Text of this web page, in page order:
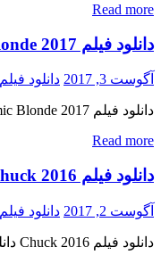
Read more
دانلود فیلم Atomic Blonde 2017
آگوست 3, 2017 دانلود فیلم 2017
دانلود فیلم Atomic Blonde 2017 دانلود فیلم Atomic Blonde 2017 لینک مستقیم دانلود فیلم Atomic Blonde 2017 با کیفیت پرده سینما (HDTS) « دانلود رایگان با لینک مستقیم از هستی دانلود » تاریخ اکران : […]
Read more
دانلود فيلم Chuck 2016
آگوست 2, 2017 دانلود فیلم 2016
دانلود فيلم Chuck 2016 دانلود فيلم Chuck 2016 لینک مستقیم دانلود فيلم Chuck 2016 با کیفیت خارق العاده (BluRay 720p) « دانلود رایگان با لینک مستقیم از هستی دانلود » تاریخ اکران : 2016 ژانر […]